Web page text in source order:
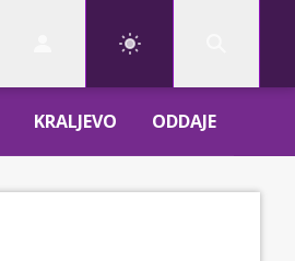
KRALJEVO ODDAJE